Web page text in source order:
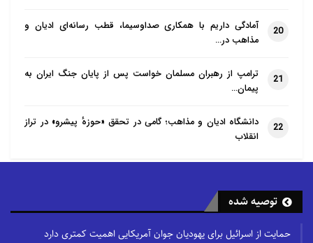
20
آمادگی داریم با همکاری صداوسیما، قطب رسانه‌ای ادیان و
مذاهب در…
21
ترامپ از رهبران مسلمان خواست پس از پایان جنگ ایران به
پیمان…
22
دانشگاه ادیان و مذاهب؛ گامی در تحقق «حوزهٔ پیشرو» در تراز
انقلاب
توصیه شده
حمایت از اسرائیل برای یهودیان جوان آمریکایی اهمیت کمتری دارد